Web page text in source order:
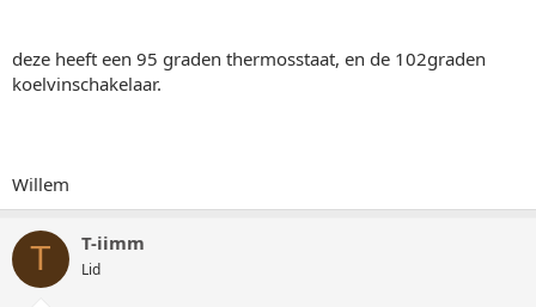
deze heeft een 95 graden thermosstaat, en de 102graden
koelvinschakelaar.
Willem
T T-iimm
Lid